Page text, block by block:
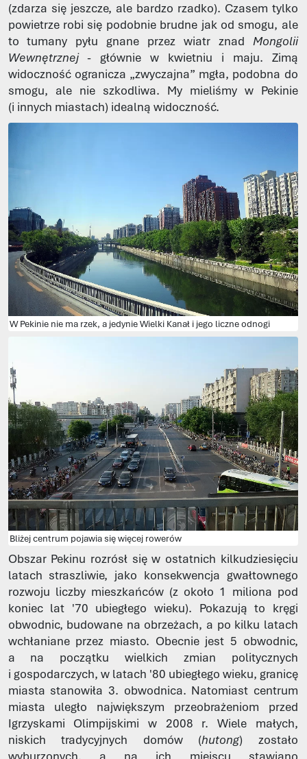
(zdarza się jeszcze, ale bardzo rzadko). Czasem tylko
powietrze robi się podobnie brudne jak od smogu, ale
to tumany pyłu gnane przez wiatr znad Mongolii
Wewnętrznej- głównie w kwietniu i maju. Zimą
widoczność ogranicza „zwyczajna” mgła, podobna do
smogu, ale nie szkodliwa. My mieliśmy w Pekinie
(i innych miastach) idealną widoczność.
W Pekinie nie ma rzek, a jedynie Wielki Kanał i jego liczne odnogi
Bliżej centrum pojawia się więcej rowerów
Obszar Pekinu rozrósł się w ostatnich kilkudziesięciu
latach straszliwie, jako konsekwencja gwałtownego
rozwoju liczby mieszkańców (z około 1 miliona pod
koniec lat '70 ubiegłego wieku). Pokazują to kręgi
obwodnic, budowane na obrzeżach, a po kilku latach
wchłaniane przez miasto. Obecnie jest 5 obwodnic,
a na początku wielkich zmian politycznych
i gospodarczych, w latach '80 ubiegłego wieku, granicę
miasta stanowiła 3. obwodnica. Natomiast centrum
miasta uległo największym przeobrażeniom przed
Igrzyskami Olimpijskimi w 2008 r. Wiele małych,
niskich tradycyjnych domów (hutong) zostało